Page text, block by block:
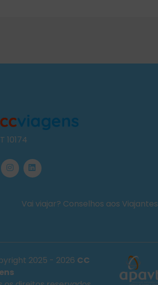
10174
Vai viajar? Conselhos aos Viajantes
2025 - 2026 CC